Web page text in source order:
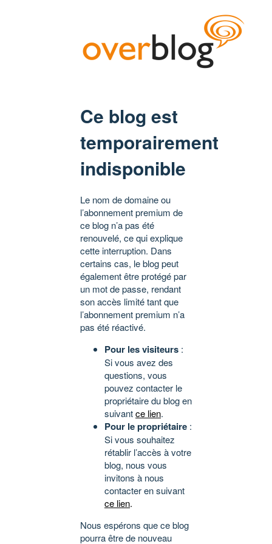
Ce blog est
temporairement
indisponible
Le nom de domaine ou
l’abonnement premium de
ce blog n’a pas été
renouvelé, ce qui explique
cette interruption. Dans
certains cas, le blog peut
également être protégé par
un mot de passe, rendant
son accès limité tant que
l’abonnement premium n’a
pas été réactivé.
Pour les visiteurs :
Si vous avez des
questions, vous
pouvez contacter le
propriétaire du blog en
suivantce lien.
Pour le propriétaire :
Si vous souhaitez
rétablir l’accès à votre
blog, nous vous
invitons à nous
contacter en suivant
ce lien.
Nous espérons que ce blog
pourra être de nouveau